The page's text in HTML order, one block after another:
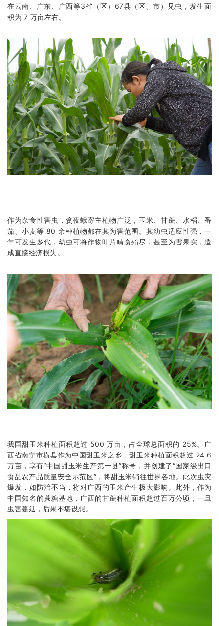
在云南、广东、广西等3省（区）67县（区、市）见虫，发生面
积为 7 万亩左右。
作为杂食性害虫，贪夜蛾寄主植物广泛，玉米、甘蔗、水稻、番
茄、小麦等 80 余种植物都在其为害范围。其幼虫适应性强，一
年可发生多代，幼虫可将作物叶片啃食殆尽，甚至为害果实，造
成直接经济损失。
我国甜玉米种植面积超过 500 万亩，占全球总面积的 25%。广
西省南宁市横县作为中国甜玉米之乡，甜玉米种植面积超过 24.6
万亩，享有“中国甜玉米生产第一县”称号，并创建了“国家级出口
食品农产品质量安全示范区”，将甜玉米销往世界各地。此次虫灾
爆发，如防治不当，将对广西的玉米产生极大影响。此外，作为
中国知名的蔗糖基地，广西的甘蔗种植面积超过百万公顷，一旦
虫害蔓延，后果不堪设想。